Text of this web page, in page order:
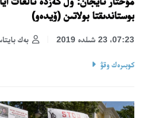
بوستاندىقتا بولاتىن (ۆيدەو)
بەك 07:23، 23 شىلدە 2019
كوبىرەك وقۋ